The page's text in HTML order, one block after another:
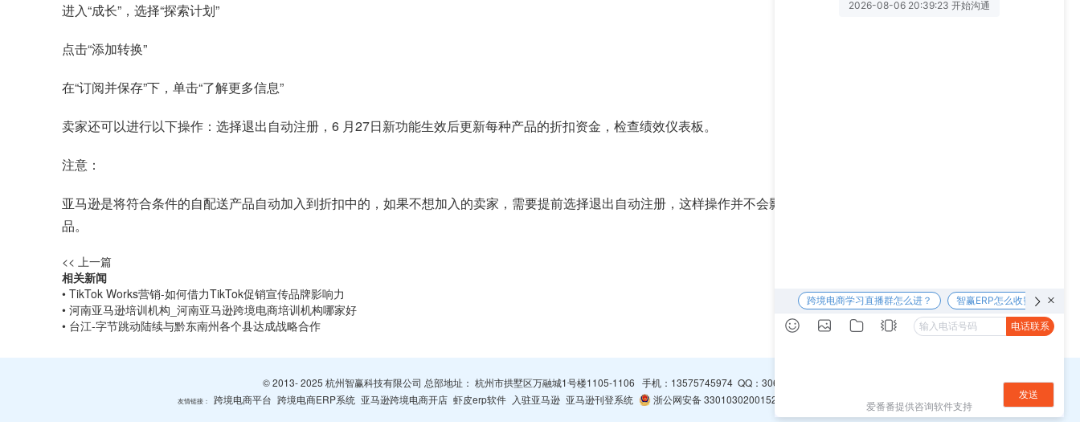
进入“成长”，选择“探索计划”
点击“添加转换”
在“订阅并保存”下，单击“了解更多信息”
卖家还可以进行以下操作：选择退出自动注册，6 月27日新功能生效后更新每种产品的折扣资金，检查绩效仪表板。
注意：
亚马逊是将符合条件的自配送产品自动加入到折扣中的，如果不想加入的卖家，需要提前选择退出自动注册，这样操作并不会影响他们目前已注册FBA订阅和保存的产
品。
<< 上一篇
相关新闻
• TikTok Works营销-如何借力TikTok促销宣传品牌影响力
• 河南亚马逊培训机构_河南亚马逊跨境电商培训机构哪家好
• 台江-字节跳动陆续与黔东南州各个县达成战略合作
© 2013- 2025 杭州智赢科技有限公司 总部地址： 杭州市拱墅区万融城1号楼1105-1106 手机： 13575745974QQ： 3065094296
友情链接： 跨境电商平台 跨境电商ERP系统 亚马逊跨境电商开店 虾皮erp软件 入驻亚马逊 亚马逊刊登系统 浙公网安备 33010302001526号 浙ICP备16001766号-1